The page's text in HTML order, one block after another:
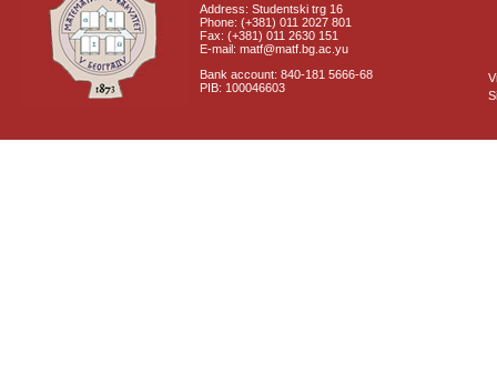
Address: Studentski trg 16
Phone: (+381) 011 2027 801
Fax: (+381) 011 2630 151
E-mail: matf@matf.bg.ac.yu
Bank account: 840-181 5666-68
PIB: 100046603